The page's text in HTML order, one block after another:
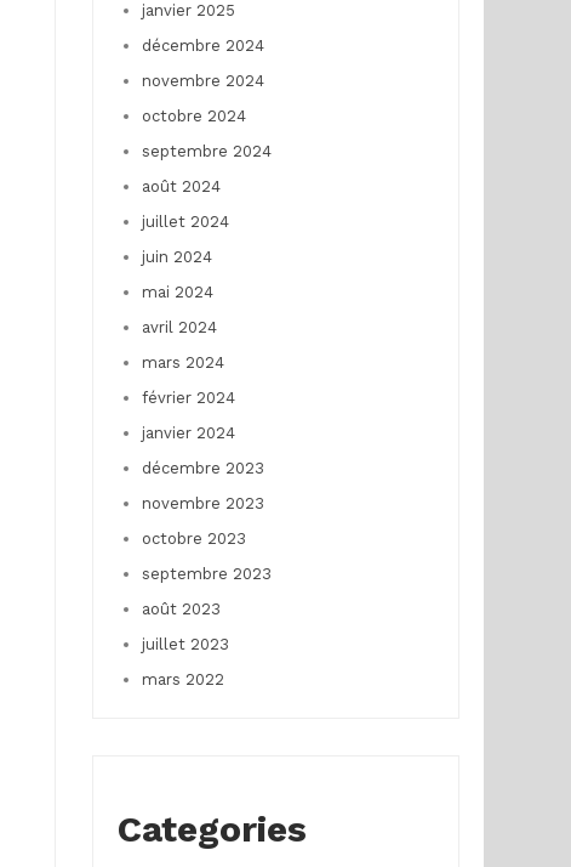
janvier 2025
décembre 2024
novembre 2024
octobre 2024
septembre 2024
août 2024
juillet 2024
juin 2024
mai 2024
avril 2024
mars 2024
février 2024
janvier 2024
décembre 2023
novembre 2023
octobre 2023
septembre 2023
août 2023
juillet 2023
mars 2022
Categories